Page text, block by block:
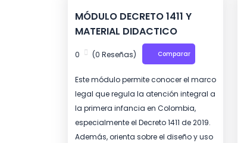
MÓDULO DECRETO 1411 Y
MATERIAL DIDACTICO
0 (0 Reseñas) Comparar
Este módulo permite conocer el marco
legal que regula la atención integral a
la primera infancia en Colombia,
especialmente el Decreto 1411 de 2019.
Además, orienta sobre el diseño y uso